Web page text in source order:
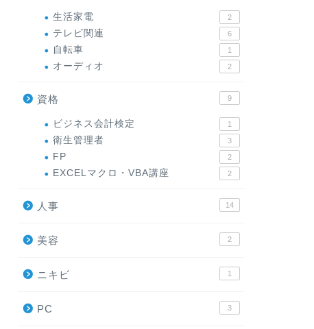
生活家電 2
テレビ関連 6
自転車 1
オーディオ 2
資格 9
ビジネス会計検定 1
衛生管理者 3
FP 2
EXCELマクロ・VBA講座 2
人事 14
美容 2
ニキビ 1
PC 3